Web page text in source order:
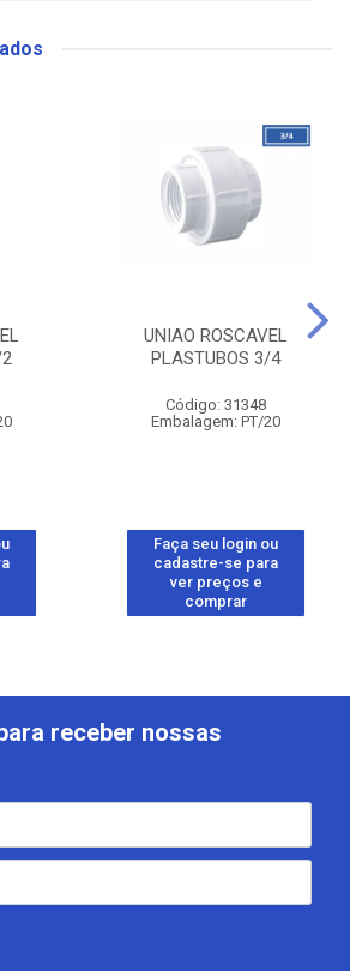
UNIAO ROSCAVEL
PLASTUBOS 3/4
Código: 31348
Embalagem: PT/20
Faça seu login ou
cadastre-se para
ver preços e
comprar
receber nossas